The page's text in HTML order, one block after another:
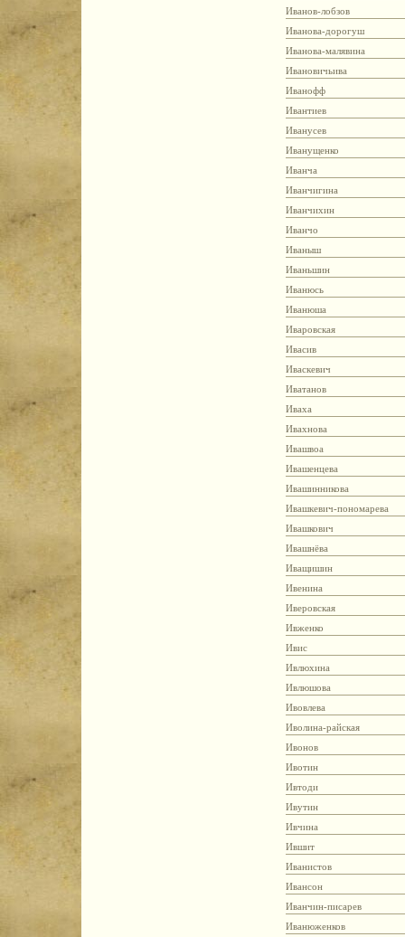
Иванов-лобзов
Иванова-дорогуш
Иванова-малявина
Ивановичьива
Иванофф
Ивантиев
Иванусев
Иванущенко
Иванча
Иванчигина
Иванчихин
Иванчо
Иваныш
Иваньшин
Иванюсь
Иванюша
Иваровская
Ивасив
Иваскевич
Иватанов
Иваха
Ивахнова
Ивашвоа
Ивашенцева
Ивашинникова
Ивашкевич-пономарева
Ивашкович
Ивашнёва
Иващишин
Ивенина
Иверовская
Ивженко
Ивис
Ивлюхина
Ивлюшова
Ивовлева
Иволина-райская
Ивонов
Ивотин
Ивтоди
Ивутин
Ивчина
Ившит
Иванистов
Ивансон
Иванчин-писарев
Иванюженков